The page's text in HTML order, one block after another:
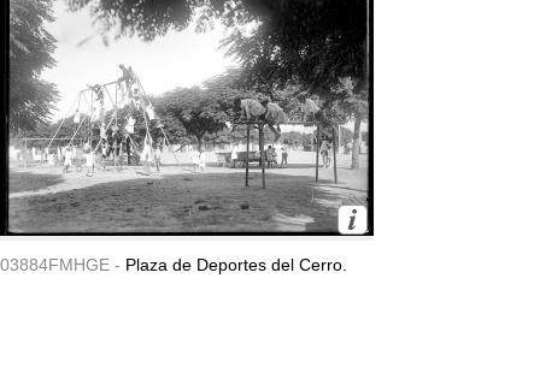
03884FMHGE - Plaza de Deportes del Cerro.